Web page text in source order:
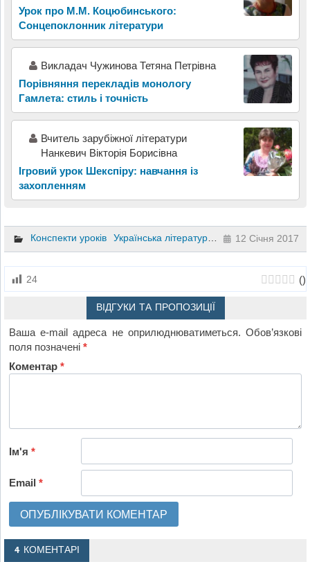
Урок про М.М. Коцюбинського:
Сонцепоклонник літератури
Викладач Чужинова Тетяна Петрівна
Порівняння перекладів монологу
Гамлета: стиль і точність
Вчитель зарубіжної літератури
Нанкевич Вікторія Борисівна
Ігровий урок Шекспіру: навчання із
захопленням
Конспекти уроків Українська література 10 клас
12 Січня 2017
24 ()
ВІДГУКИ ТА ПРОПОЗИЦІЇ
Ваша e-mail адреса не оприлюднюватиметься. Обов’язкові
поля позначені*
Коментар*
Ім'я*
Email*
4 КОМЕНТАРІ